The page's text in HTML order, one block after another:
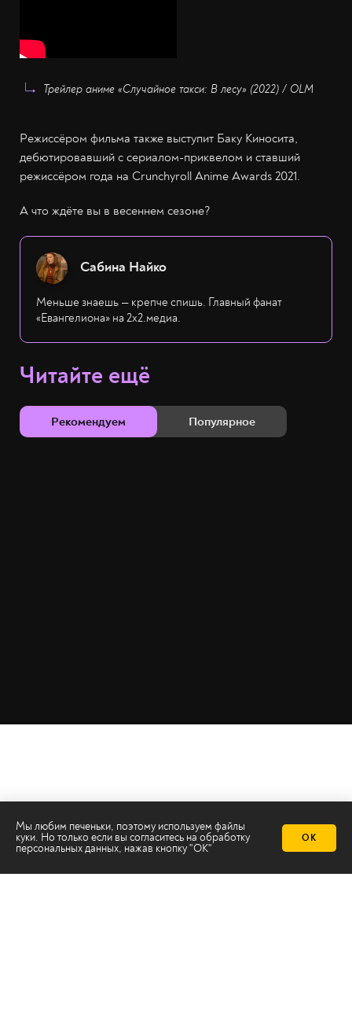
Трейлер аниме «Случайное такси: В лесу» (2022) / OLM
Режиссёром фильма также выступит Баку Киносита,
дебютировавший с сериалом-приквелом и ставший
режиссёром года на Crunchyroll Anime Awards 2021.
А что ждёте вы в весеннем сезоне?
Сабина Найко
Меньше знаешь — крепче спишь. Главный фанат
«Евангелиона» на 2х2.медиа.
Читайте ещё
Рекомендуем Популярное
Мы любим печеньки, поэтому используем файлы
куки. Но только если вы согласитесь на обработку
персональных данных, нажав кнопку "ОК"
ОК